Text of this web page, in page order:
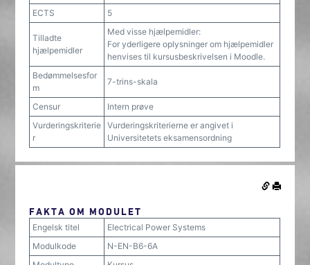
ECTS
5
Tilladte
hjælpemidler
Med visse hjælpemidler:
For yderligere oplysninger om hjælpemidler
henvises til kursusbeskrivelsen i Moodle.
Bedømmelsesfor
m
7-trins-skala
Censur
Intern prøve
Vurderingskriterie
r
Vurderingskriterierne er angivet i
Universitetets eksamensordning
FAKTA OM MODULET
Engelsk titel
Electrical Power Systems
Modulkode
N-EN-B6-6A